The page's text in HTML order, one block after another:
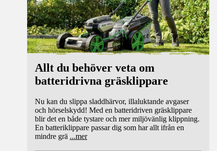
Allt du behöver veta om
batteridrivna gräsklippare
Nu kan du slippa sladdhärvor, illaluktande avgaser
och hörselskydd! Med en batteridriven gräsklippare
blir det en både tystare och mer miljövänlig klippning.
En batteriklippare passar dig som har allt ifrån en
mindre grä ...mer